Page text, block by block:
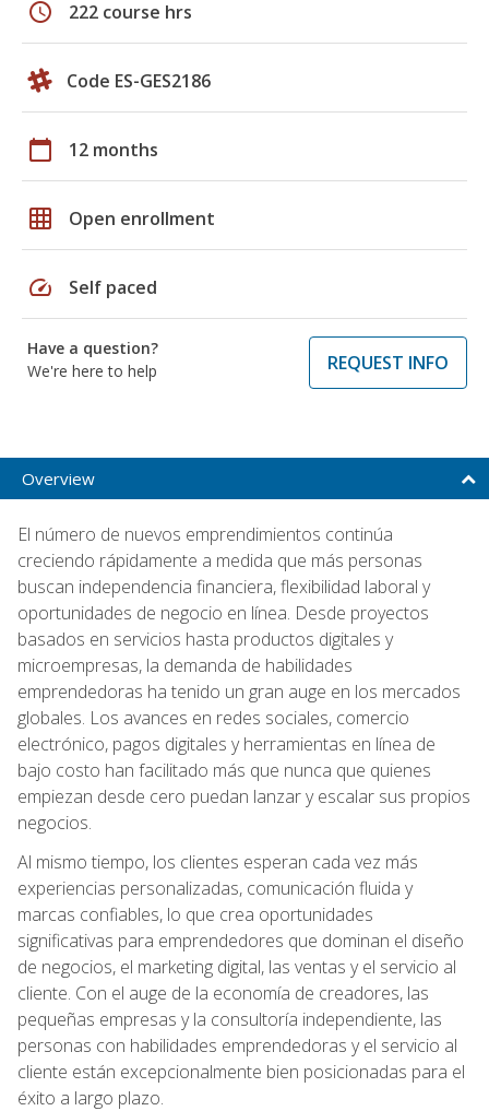
schedule 222 course hrs
Code ES-GES2186
calendar_today 12 months
grid_on Open enrollment
speed Self paced
Have a question?
We're here to help
REQUEST INFO
Overview
El número de nuevos emprendimientos continúa
creciendo rápidamente a medida que más personas
buscan independencia financiera, flexibilidad laboral y
oportunidades de negocio en línea. Desde proyectos
basados en servicios hasta productos digitales y
microempresas, la demanda de habilidades
emprendedoras ha tenido un gran auge en los mercados
globales. Los avances en redes sociales, comercio
electrónico, pagos digitales y herramientas en línea de
bajo costo han facilitado más que nunca que quienes
empiezan desde cero puedan lanzar y escalar sus propios
negocios.
Al mismo tiempo, los clientes esperan cada vez más
experiencias personalizadas, comunicación fluida y
marcas confiables, lo que crea oportunidades
significativas para emprendedores que dominan el diseño
de negocios, el marketing digital, las ventas y el servicio al
cliente. Con el auge de la economía de creadores, las
pequeñas empresas y la consultoría independiente, las
personas con habilidades emprendedoras y el servicio al
cliente están excepcionalmente bien posicionadas para el
éxito a largo plazo.